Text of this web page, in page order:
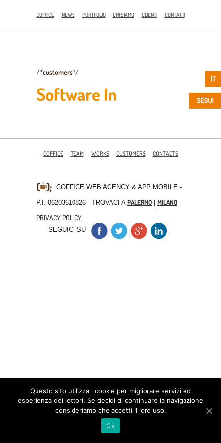
COFFICE NEWS PORTFOLIO CHI SIAMO CLIENTI CONTATTI
/*customers*/
Software In
COFFICE TEAM WORKS CUSTOMERS CONTACTS
COFFICE WEB AGENCY & APP MOBILE -
P.I. 06203610826 - TROVACI A PALERMO MILANO
PRIVACY POLICY
SEGUICI SU
Questo sito utilizza i cookie per migliorare servizi ed
esperienza dei lettori. Se decidi di continuare la navigazione
consideriamo che accetti il loro uso.
Ok